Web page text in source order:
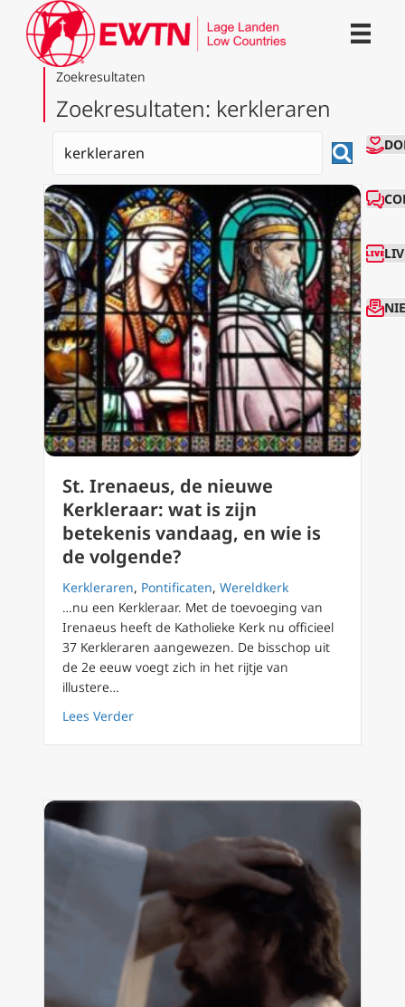
Zoekresultaten
Zoekresultaten: kerkleraren
St. Irenaeus, de nieuwe
Kerkleraar: wat is zijn
betekenis vandaag, en wie is
de volgende?
Kerkleraren, Pontificaten, Wereldkerk
…nu een Kerkleraar. Met de toevoeging van
Irenaeus heeft de Katholieke Kerk nu officieel
37 Kerkleraren aangewezen. De bisschop uit
de 2e eeuw voegt zich in het rijtje van
illustere…
Lees Verderabout St. Irenaeus, de nieuwe Kerkleraar: